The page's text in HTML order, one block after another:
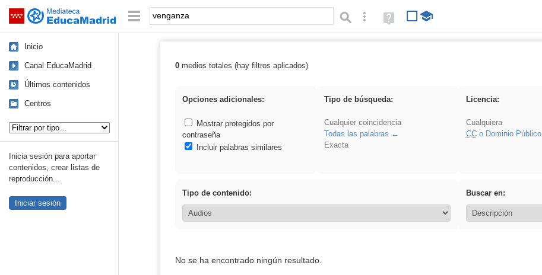
Saltar navegación Palabra o frase: Búsqueda avanzada
Ayuda
(en
Inicio
Canal EducaMadrid
Últimos contenidos
Centros
Inicia sesión para aportar
contenidos, crear listas de
reproducción...
Iniciar sesión
Resultados de: venganza
0medios totales (hay filtros aplicados)
Opciones adicionales:
Mostrar protegidos por
contraseña
Incluir palabras similares
Tipo de búsqueda:
Cualquier coincidencia
Todas las palabras
Exacta
Licencia:
Cualquiera
CCo Dominio Público
Tipo de contenido: Buscar en:
No se ha encontrado ningún resultado.